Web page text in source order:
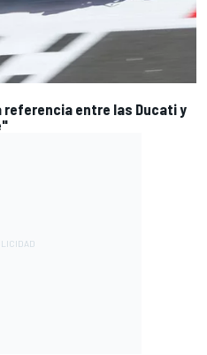
referencia entre las Ducati y